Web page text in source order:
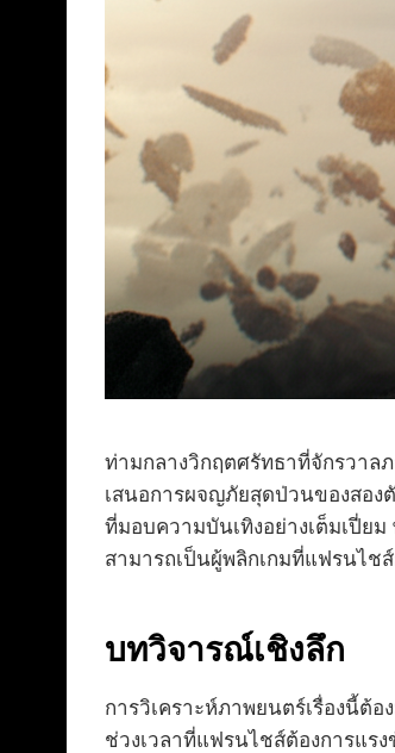
ท่ามกลางวิกฤตศรัทธาที่จักรวาล
เสนอการผจญภัยสุดป่วนของสอง
ที่มอบความบันเทิงอย่างเต็มเปี่ย
สามารถเป็นผู้พลิกเกมที่แฟรนไช
บทวิจารณ์เชิงลึก
การวิเคราะห์ภาพยนตร์เรื่องนี้ต้
ช่วงเวลาที่แฟรนไชส์ต้องการแร